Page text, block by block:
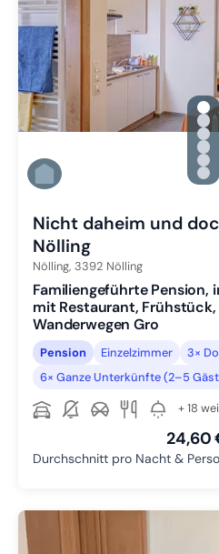
Nicht daheim und
Nölling
Nölling, 3392 Nölling
Familiengeführte Pension,
mit Restaurant, Frühstück,
Wanderwegen Gro
Pension Einzelzimmer
3×
6× Ganze Unterkünfte (2–5
+ 18
24,60
Durchschnitt pro Nacht &